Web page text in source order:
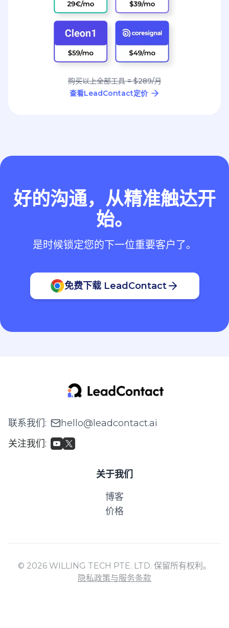
购买以上全部工具 = $289/月
查看LeadContact定价
好的沟通，从精准触达开
始。
是时候锁定您的下一位重要客户了。
免费下载 LeadContact
联系我们:
hello@leadcontact.ai
关注我们:
关于我们
博客
价格
© 2026 WILLING TECH PTE. LTD. 保留所有权利。
隐私政策与服务条款